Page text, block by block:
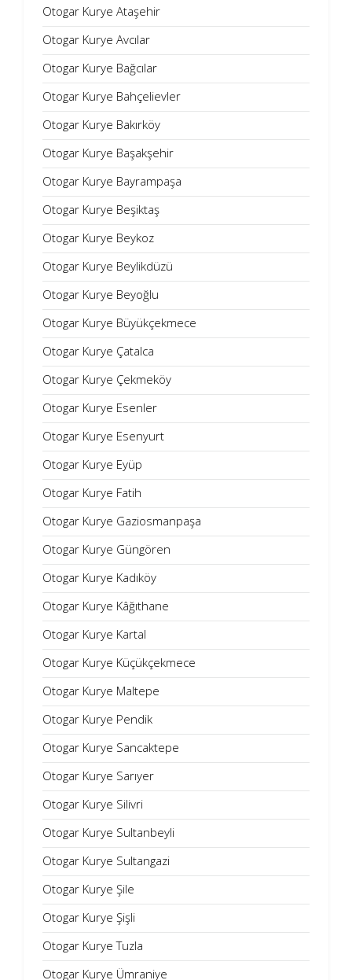
Otogar Kurye Ataşehir
Otogar Kurye Avcılar
Otogar Kurye Bağcılar
Otogar Kurye Bahçelievler
Otogar Kurye Bakırköy
Otogar Kurye Başakşehir
Otogar Kurye Bayrampaşa
Otogar Kurye Beşiktaş
Otogar Kurye Beykoz
Otogar Kurye Beylikdüzü
Otogar Kurye Beyoğlu
Otogar Kurye Büyükçekmece
Otogar Kurye Çatalca
Otogar Kurye Çekmeköy
Otogar Kurye Esenler
Otogar Kurye Esenyurt
Otogar Kurye Eyüp
Otogar Kurye Fatih
Otogar Kurye Gaziosmanpaşa
Otogar Kurye Güngören
Otogar Kurye Kadıköy
Otogar Kurye Kâğıthane
Otogar Kurye Kartal
Otogar Kurye Küçükçekmece
Otogar Kurye Maltepe
Otogar Kurye Pendik
Otogar Kurye Sancaktepe
Otogar Kurye Sarıyer
Otogar Kurye Silivri
Otogar Kurye Sultanbeyli
Otogar Kurye Sultangazi
Otogar Kurye Şile
Otogar Kurye Şişli
Otogar Kurye Tuzla
Otogar Kurye Ümraniye